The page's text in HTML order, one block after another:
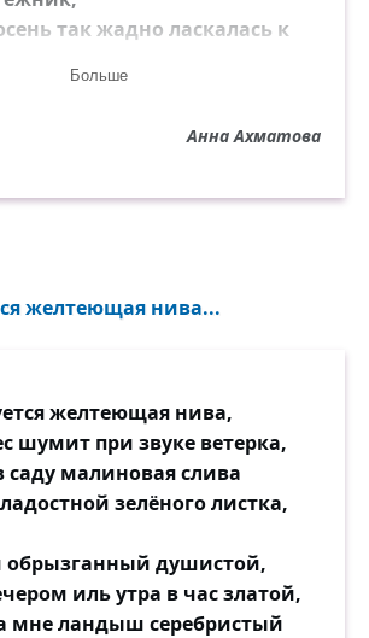
так жадно ласкалась к
— сейчас забелеет
ты, спокойный, к
Больше
Анна Ахматова
желтеющая нива...
желтеющая нива,
шумит при звуке ветерка,
саду малиновая слива
зелёного листка,
обрызганный душистой,
иль утра в час златой,
мне ландыш серебристый